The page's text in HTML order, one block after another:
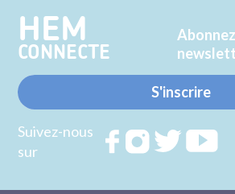
HEM
CONNECTE
S'inscrire
Suivez-nous
sur
RejoignezRejoignez